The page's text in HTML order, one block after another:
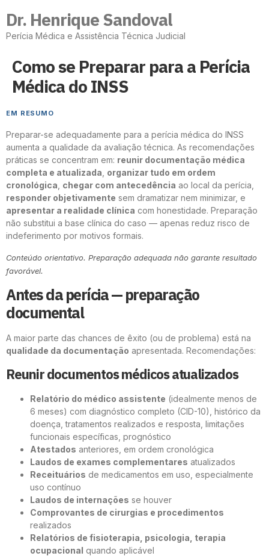
Dr. Henrique Sandoval
Perícia Médica e Assistência Técnica Judicial
Como se Preparar para a Perícia
Médica do INSS
EM RESUMO
Preparar-se adequadamente para a perícia médica do INSS
aumenta a qualidade da avaliação técnica. As recomendações
práticas se concentram em: reunir documentação médica
completa e atualizada organizar tudo em ordem
cronológica chegar com antecedência ao local da perícia,
responder objetivamente sem dramatizar nem minimizar, e
apresentar a realidade clínica com honestidade. Preparação
não substitui a base clínica do caso — apenas reduz risco de
indeferimento por motivos formais.
Conteúdo orientativo. Preparação adequada não garante resultado
favorável.
Antes da perícia — preparação
documental
A maior parte das chances de êxito (ou de problema) está na
qualidade da documentação apresentada. Recomendações:
Reunir documentos médicos atualizados
Relatório do médico assistente (idealmente menos de
6 meses) com diagnóstico completo (CID-10), histórico da
doença, tratamentos realizados e resposta, limitações
funcionais específicas, prognóstico
Atestados anteriores, em ordem cronológica
Laudos de exames complementares atualizados
Receituários de medicamentos em uso, especialmente
uso contínuo
Laudos de internações se houver
Comprovantes de cirurgias e procedimentos
realizados
Relatórios de fisioterapia, psicologia, terapia
ocupacional quando aplicável